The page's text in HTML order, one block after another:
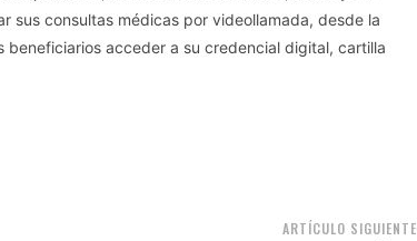
sus consultas médicas por videollamada, desde la
acceder a su credencial digital, cartilla
ARTÍCULO SIGUIENTE